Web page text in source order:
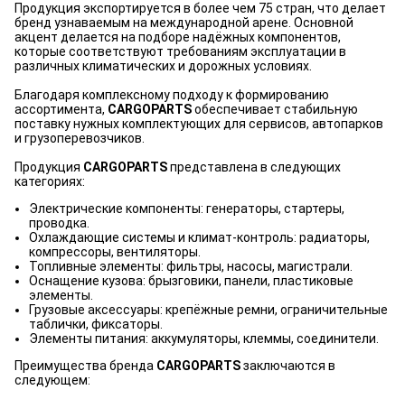
Продукция экспортируется в более чем 75 стран, что делает
бренд узнаваемым на международной арене. Основной
акцент делается на подборе надёжных компонентов,
которые соответствуют требованиям эксплуатации в
различных климатических и дорожных условиях.
Благодаря комплексному подходу к формированию
ассортимента, CARGOPARTSобеспечивает стабильную
поставку нужных комплектующих для сервисов, автопарков
и грузоперевозчиков.
Продукция CARGOPARTSпредставлена в следующих
категориях:
Электрические компоненты: генераторы, стартеры,
проводка.
Охлаждающие системы и климат-контроль: радиаторы,
компрессоры, вентиляторы.
Топливные элементы: фильтры, насосы, магистрали.
Оснащение кузова: брызговики, панели, пластиковые
элементы.
Грузовые аксессуары: крепёжные ремни, ограничительные
таблички, фиксаторы.
Элементы питания: аккумуляторы, клеммы, соединители.
Преимущества бренда CARGOPARTSзаключаются в
следующем: